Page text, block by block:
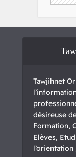
Tawjihnet
désireuse
Formation,
Elèves,